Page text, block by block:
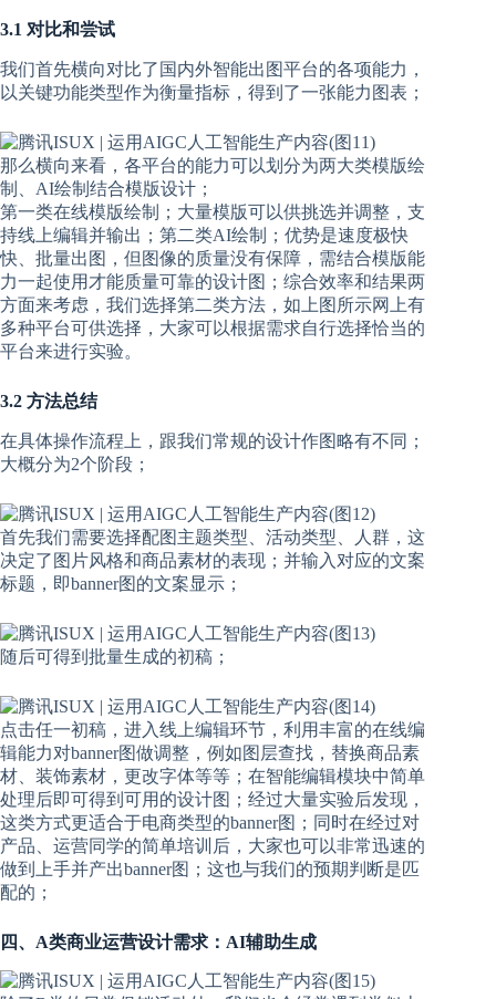
3.1 对比和尝试
我们首先横向对比了国内外智能出图平台的各项能力，
以关键功能类型作为衡量指标，得到了一张能力图表；
那么横向来看，各平台的能力可以划分为两大类模版绘
制、AI绘制结合模版设计；
第一类在线模版绘制；大量模版可以供挑选并调整，支
持线上编辑并输出；第二类AI绘制；优势是速度极快
快、批量出图，但图像的质量没有保障，需结合模版能
力一起使用才能质量可靠的设计图；综合效率和结果两
方面来考虑，我们选择第二类方法，如上图所示网上有
多种平台可供选择，大家可以根据需求自行选择恰当的
平台来进行实验。
3.2 方法总结
在具体操作流程上，跟我们常规的设计作图略有不同；
大概分为2个阶段；
首先我们需要选择配图主题类型、活动类型、人群，这
决定了图片风格和商品素材的表现；并输入对应的文案
标题，即banner图的文案显示；
随后可得到批量生成的初稿；
点击任一初稿，进入线上编辑环节，利用丰富的在线编
辑能力对banner图做调整，例如图层查找，替换商品素
材、装饰素材，更改字体等等；在智能编辑模块中简单
处理后即可得到可用的设计图；经过大量实验后发现，
这类方式更适合于电商类型的banner图；同时在经过对
产品、运营同学的简单培训后，大家也可以非常迅速的
做到上手并产出banner图；这也与我们的预期判断是匹
配的；
四、A类商业运营设计需求：AI辅助生成